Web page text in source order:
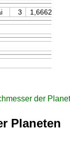
3 1,66620
der
Planeten